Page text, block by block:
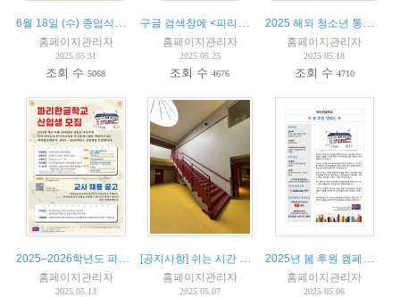
홈페이지관리자
2025.05.31
조회 수5068
홈페이지관리자
2025.05.25
조회 수4676
홈페이지관리자
2025.05.18
조회 수 4710
홈페이지관리자
2025.05.13
홈페이지관리자
2025.05.07
홈페이지관리자
2025.05.06